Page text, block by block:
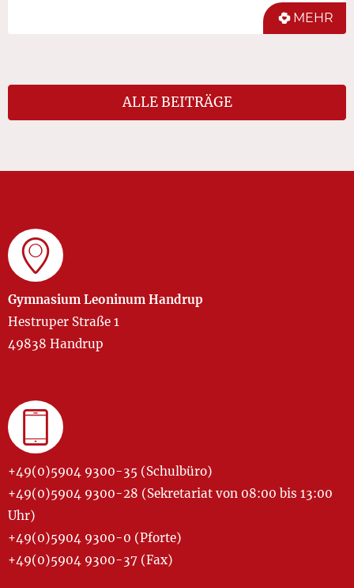
MEHR
ALLE BEITRÄGE
Gymnasium Leoninum Handrup
Hestruper Straße 1
49838 Handrup
+49(0)5904 9300-35 (Schulbüro)
+49(0)5904 9300-28 (Sekretariat von 08:00 bis 13:00
Uhr)
+49(0)5904 9300-0 (Pforte)
+49(0)5904 9300-37 (Fax)